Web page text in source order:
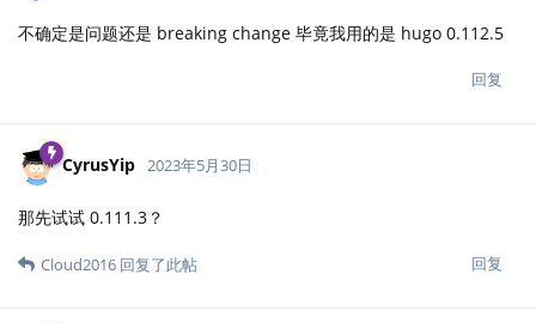
不确定是问题还是 breaking change 毕竟我用的是 hugo 0.112.5
回复
CyrusYip 2023年5月30日
那先试试 0.111.3？
回复
Cloud2016 回复了此帖